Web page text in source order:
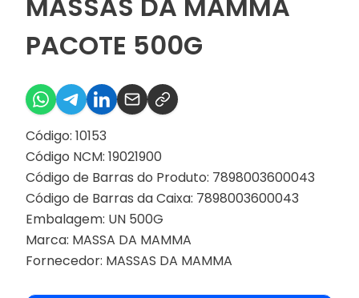
PACOTE 500G
Código: 10153
Código NCM: 19021900
Código de Barras do Produto: 7898003600043
Código de Barras da Caixa: 7898003600043
Embalagem: UN 500G
Marca: MASSA DA MAMMA
Fornecedor: MASSAS DA MAMMA